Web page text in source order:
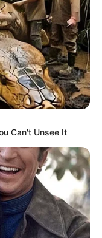
transformar
Um
poder de
o seu!
– Passo a
desse projeto
Can't Unsee It